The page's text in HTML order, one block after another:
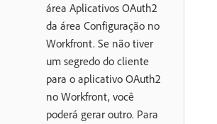
área Aplicativos OAuth2
da área Configuração no
Workfront. Se não tiver
um segredo do cliente
para o aplicativo OAuth2
no Workfront, você
poderá gerar outro. Para